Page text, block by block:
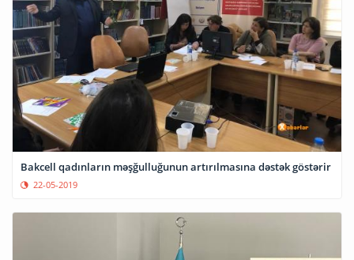
Bakcell qadınların məşğulluğunun artırılmasına dəstək göstərir
22-05-2019